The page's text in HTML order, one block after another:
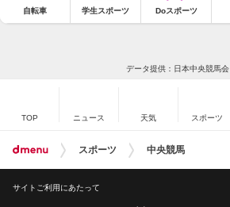
自転車 学生スポーツ Doスポーツ
データ提供：日本中央競馬会
TOP ニュース 天気 スポーツ
スポーツ 中央競馬
サイトご利用にあたって